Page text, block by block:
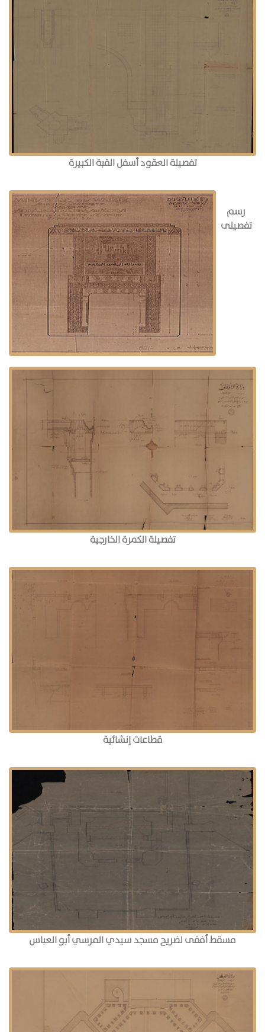
تفصيلة العقود أسفل القبة الكبيرة
رسم
تفصيلى
تفصيلة الكمرة الخارجية
قطاعات إنشائية
مسقط أفقى لضريح مسجد سيدي المرسي أبو العباس